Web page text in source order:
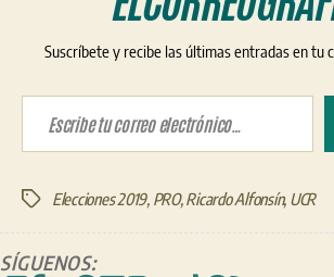
Suscríbete y recibe las últimas entradas en tu
Escribe tu correo electrónico…
EtiquetasElecciones 2019, PRO,Ricardo Alfonsín, UCR
SÍGUENOS: